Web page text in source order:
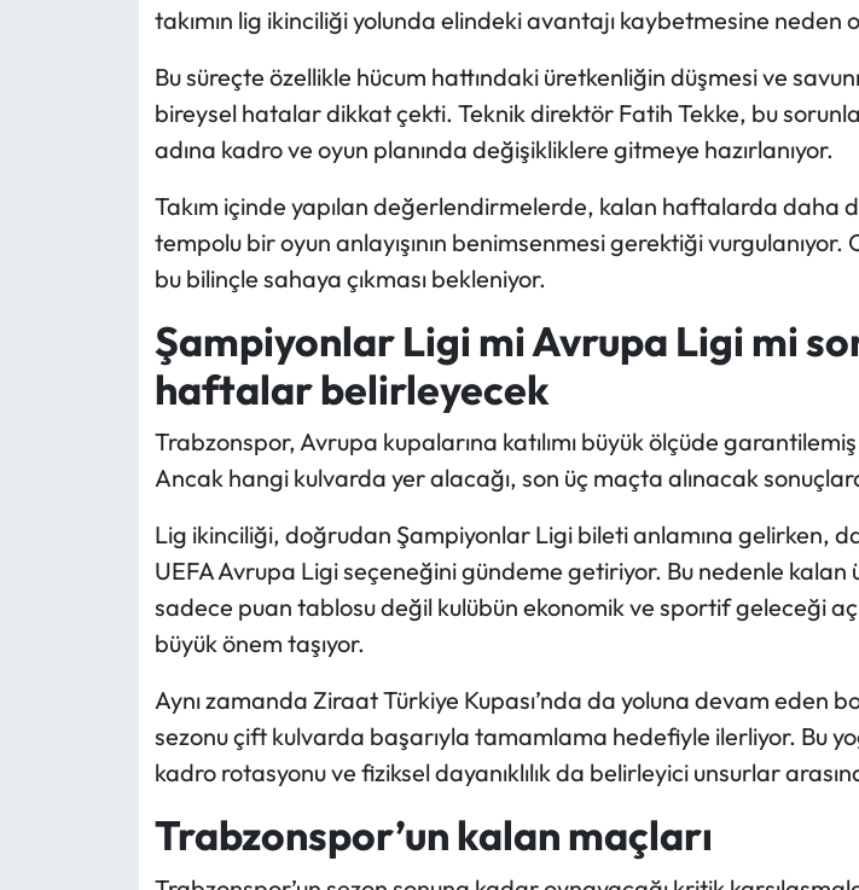
takımın lig ikinciliği yolunda elindeki avantajı kaybetmesine neden
Bu süreçte özellikle hücum hattındaki üretkenliğin düşmesi ve
bireysel hatalar dikkat çekti. Teknik direktör Fatih Tekke, bu
adına kadro ve oyun planında değişikliklere gitmeye hazırlanıyor.
Takım içinde yapılan değerlendirmelerde, kalan haftalarda daha
tempolu bir oyun anlayışının benimsenmesi gerektiği vurgulanıyor.
bu bilinçle sahaya çıkması bekleniyor.
Şampiyonlar Ligi mi Avrupa Ligi mi
haftalar belirleyecek
Trabzonspor, Avrupa kupalarına katılımı büyük ölçüde
Ancak hangi kulvarda yer alacağı, son üç maçta alınacak
Lig ikinciliği, doğrudan Şampiyonlar Ligi bileti anlamına gelirken,
UEFA Avrupa Ligi seçeneğini gündeme getiriyor. Bu nedenle kalan
sadece puan tablosu değil kulübün ekonomik ve sportif geleceği
büyük önem taşıyor.
Aynı zamanda Ziraat Türkiye Kupası’nda da yoluna devam eden
sezonu çift kulvarda başarıyla tamamlama hedefiyle ilerliyor. Bu
kadro rotasyonu ve fiziksel dayanıklılık da belirleyici unsurlar
Trabzonspor’un kalan maçları